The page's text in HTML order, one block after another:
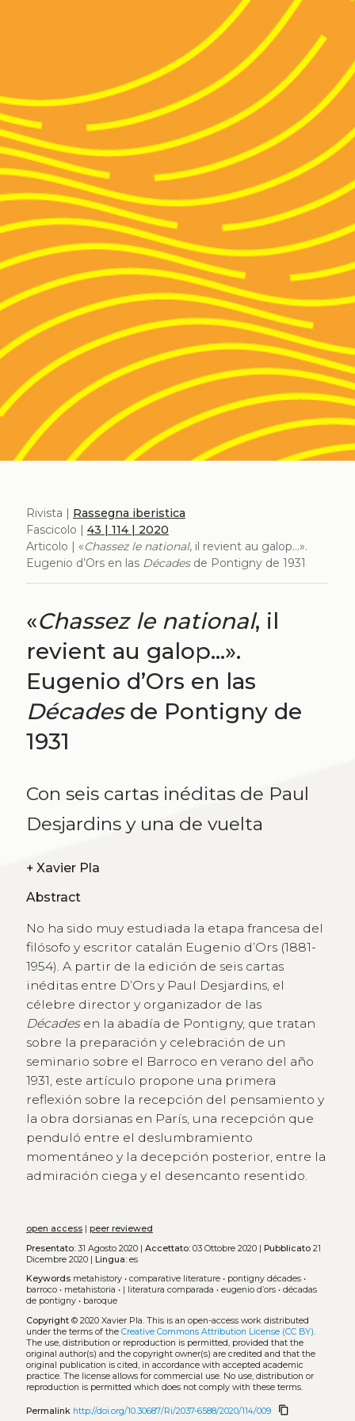
Rivista | Rassegna iberistica
Fascicolo | 43 | 114 | 2020
Articolo | «Chassez le national, il revient au galop…».
Eugenio d’Ors en las Décadesde Pontigny de 1931
«Chassez le national, il
revient au galop…».
Eugenio d’Ors en las
Décadesde Pontigny de
1931
Con seis cartas inéditas de Paul
Desjardins y una de vuelta
+ Xavier Pla
Abstract
No ha sido muy estudiada la etapa francesa del
filósofo y escritor catalán Eugenio d’Ors (1881-
1954). A partir de la edición de seis cartas
inéditas entre D’Ors y Paul Desjardins, el
célebre director y organizador de las
Décadesen la abadía de Pontigny, que tratan
sobre la preparación y celebración de un
seminario sobre el Barroco en verano del año
1931, este artículo propone una primera
reflexión sobre la recepción del pensamiento y
la obra dorsianas en París, una recepción que
penduló entre el deslumbramiento
momentáneo y la decepción posterior, entre la
admiración ciega y el desencanto resentido.
open access| peer reviewed
Presentato:31 Agosto 2020 | Accettato:03 Ottobre 2020 | Pubblicato21
Dicembre 2020 | Lingua:es
Keywords metahistory• comparative literature• pontigny décades•
barroco• metahistoria • | literatura comparada • eugenio d’ors• décadas
de pontigny• baroque
Copyright© 2020 Xavier Pla. This is an open-access work distributed
under the terms of the Creative Commons Attribution License (CC BY).
The use, distribution or reproduction is permitted, provided that the
original author(s) and the copyright owner(s) are credited and that the
original publication is cited, in accordance with accepted academic
practice. The license allows for commercial use. No use, distribution or
reproduction is permitted which does not comply with these terms.
Permalink http://doi.org/10.30687/Ri/2037-6588/2020/114/009 content_copy